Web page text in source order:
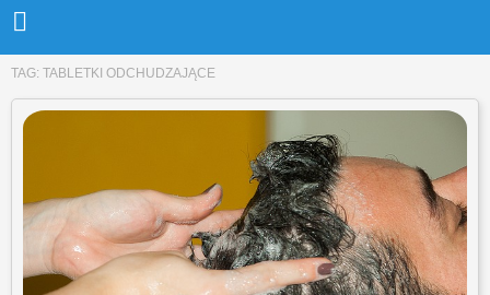
TAG: TABLETKI ODCHUDZAJĄCE